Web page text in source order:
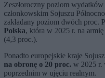
Zeszłoroczny poziom
członkowskim Sojuszu
zakładany poziom dwóch proc.
Polska, która w 2025 r. na
(4,3 proc.).
Ponadto europejskie kraje
na obronę o 20 proc. w 2025 r.
poprzednim w ujęciu realnym.